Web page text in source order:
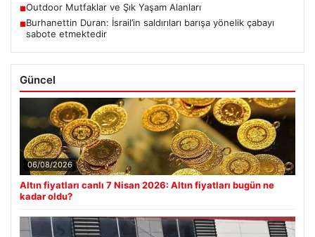
■Outdoor Mutfaklar ve Şık Yaşam Alanları
■Burhanettin Duran: İsrail’in saldırıları barışa yönelik çabayı
sabote etmektedir
Güncel
06/08/2026
Altın fiyatları canlı 7 Nisan 2026: Altın fiyatları bugün ne
kadar oldu?